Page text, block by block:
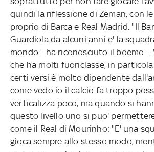
quindi la riflessione di Zeman, con
proprio di Barca e Real Madrid. "Il
Guardiola da alcuni anni e' la
mondo - ha riconosciuto il boemo -.
che ha molti fuoriclasse, in
certi versi è molto dipendente
come vedo io il calcio fa troppo
verticalizza poco, ma quando si
questo livello uno si puo'
come il Real di Mourinho: "E' una
gioca sempre allo stesso modo,